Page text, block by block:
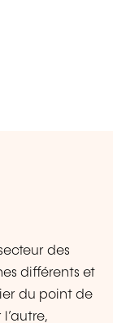
des
différents et
du point de